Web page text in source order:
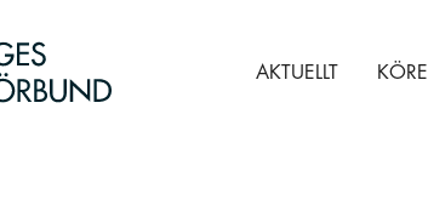
AKTUELLT